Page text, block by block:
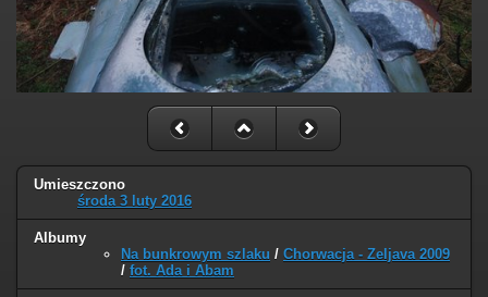
Umieszczono
środa 3 luty 2016
Albumy
Na bunkrowym szlaku / Chorwacja - Zeljava 2009
/ fot. Ada i Abam